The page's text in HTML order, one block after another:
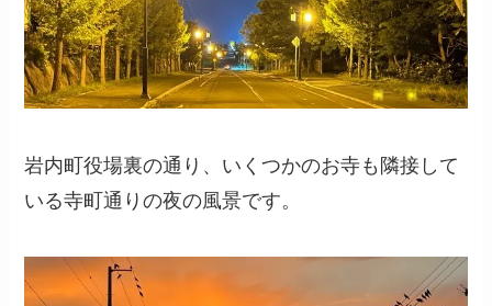
岩内町役場裏の通り、いくつかのお寺も隣接して
いる寺町通りの夜の風景です。